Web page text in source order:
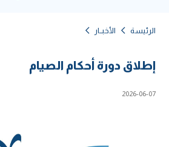
الرئيسة الأخبــار
إطلاق دورة أحكام الصيام
2026-06-07